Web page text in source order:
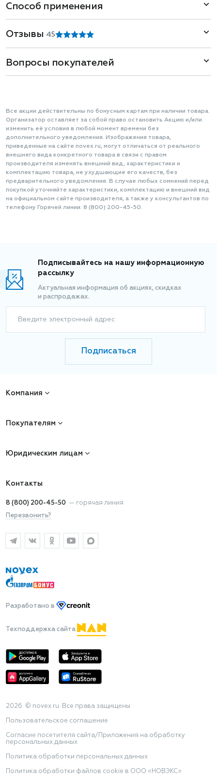
Способ применения
Отзывы 45
Вопросы покупателей
Все акции действительны по бонусным картам при наличии товара.
Организатор оставляет за собой право остановить Акцию и/или
изменить её условия в любой момент времени без
дополнительного уведомления. Изображения товара,
приведенные на сайте novex.ru, могут отличаться от реального
внешнего вида конкретного товара в связи с правом
производителя изменять внешний вид, характеристики и
комплектацию товара, не ухудшающие его качеств, без
предварительного уведомления. В случае любых сомнений перед
покупкой уточняйте характеристики, комплектацию и внешний вид
на официальном сайте производителя, а также у консультантов по
телефону Горячей линии: 8 (800) 200-45-50.
Подписывайтесь на нашу информационную
рассылку
Актуальная информация об акциях, скидках
и распродажах.
Введите электронный адрес
Подписаться
Компания
Покупателям
Юридическим лицам
Контакты
8 (800) 200-45-50 — горячая линия
Перезвонить?
Разработано в
Техподдержка сайта
2026 © novex.ru. Все права защищены
Пользовательское соглашение
Согласие посетителя сайта/Приложения на обработку
персональных данных
Политика обработки персональных данных
Политика обработки файлов cookie в ООО «НОВЭКС»